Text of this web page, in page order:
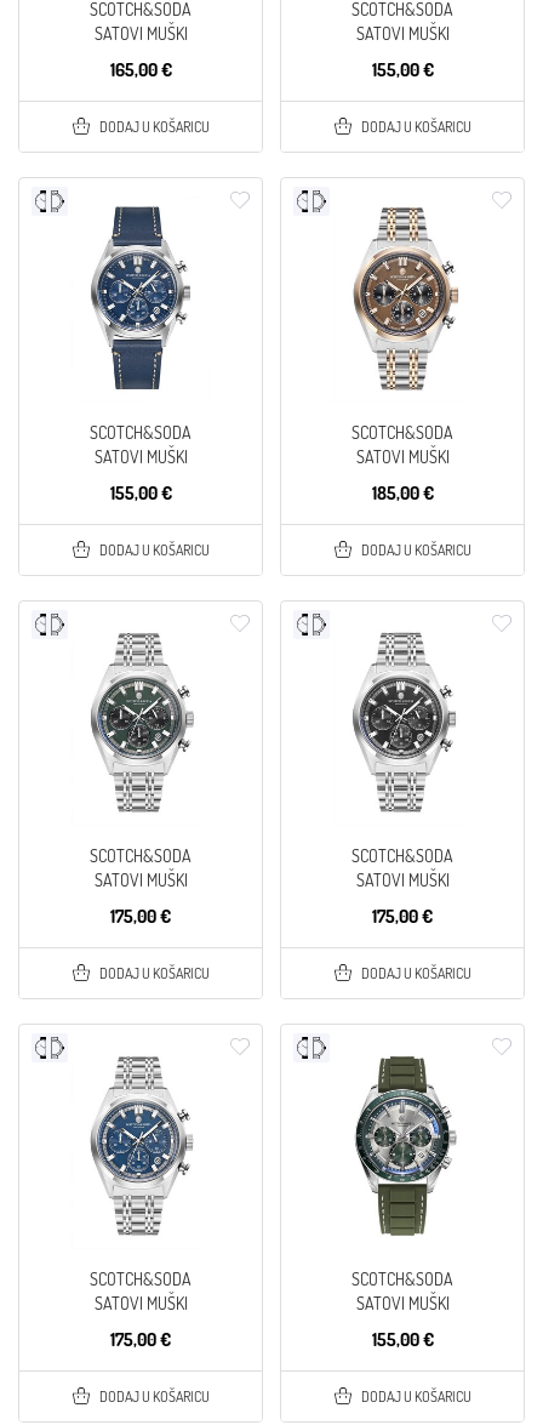
SCOTCH&SODA
SATOVI MUŠKI
165,00 €
DODAJ U KOŠARICU
SCOTCH&SODA
SATOVI MUŠKI
155,00 €
DODAJ U KOŠARICU
SCOTCH&SODA
SATOVI MUŠKI
155,00 €
DODAJ U KOŠARICU
SCOTCH&SODA
SATOVI MUŠKI
185,00 €
DODAJ U KOŠARICU
SCOTCH&SODA
SATOVI MUŠKI
175,00 €
DODAJ U KOŠARICU
SCOTCH&SODA
SATOVI MUŠKI
175,00 €
DODAJ U KOŠARICU
SCOTCH&SODA
SATOVI MUŠKI
175,00 €
DODAJ U KOŠARICU
SCOTCH&SODA
SATOVI MUŠKI
155,00 €
DODAJ U KOŠARICU